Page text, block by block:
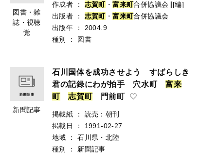
図書・雑
誌・視聴
覚
作成者 ： 志賀町・富来町合併協議会∥[編]
出版者
： 志賀町・富来町合併協議会
出版年
：
2004.9
種別
： 図書
新聞記事
石川国体を成功させよう すばらしき
君の記録にわが拍手 穴水町 富来
町
志賀町門前町
掲載紙 ：
読売：朝刊
掲載日
：
1991-02-27
地域
：
石川県・北陸
種別
： 新聞記事